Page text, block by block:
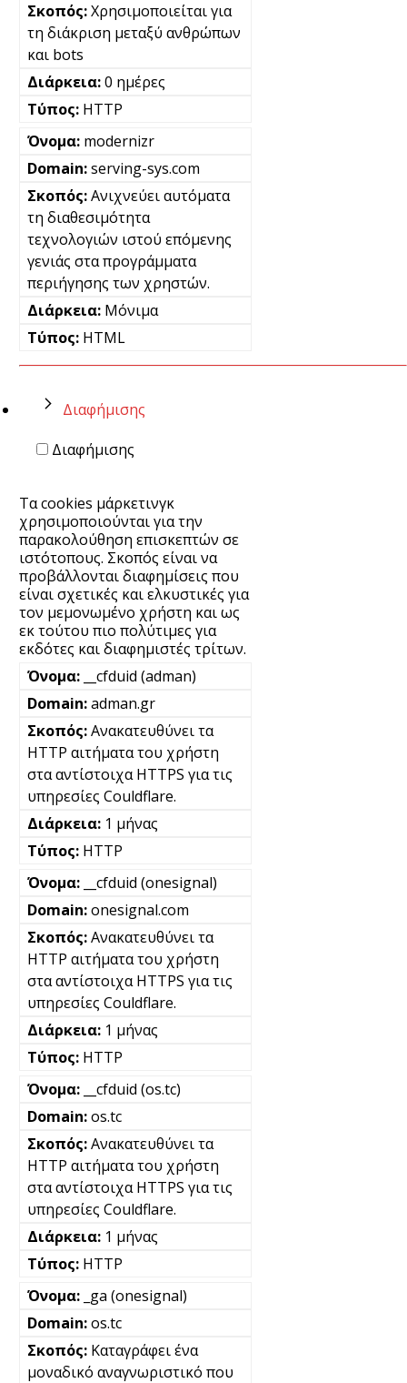
Χρησιμοποιείται για
τη διάκριση μεταξύ ανθρώπων
και bots
0 ημέρες
HTTP
modernizr
serving-sys.com
Ανιχνεύει αυτόματα
τη διαθεσιμότητα
τεχνολογιών ιστού επόμενης
γενιάς στα προγράμματα
περιήγησης των χρηστών.
Μόνιμα
HTML
Διαφήμισης
Διαφήμισης
Τα cookies μάρκετινγκ
χρησιμοποιούνται για την
παρακολούθηση επισκεπτών σε
ιστότοπους. Σκοπός είναι να
προβάλλονται διαφημίσεις που
είναι σχετικές και ελκυστικές για
τον μεμονωμένο χρήστη και ως
εκ τούτου πιο πολύτιμες για
εκδότες και διαφημιστές τρίτων.
__cfduid (adman)
adman.gr
Ανακατευθύνει τα
HTTP αιτήματα του χρήστη
στα αντίστοιχα HTTPS για τις
υπηρεσίες Couldflare.
1 μήνας
HTTP
__cfduid (onesignal)
onesignal.com
Ανακατευθύνει τα
HTTP αιτήματα του χρήστη
στα αντίστοιχα HTTPS για τις
υπηρεσίες Couldflare.
1 μήνας
HTTP
__cfduid (os.tc)
os.tc
Ανακατευθύνει τα
HTTP αιτήματα του χρήστη
στα αντίστοιχα HTTPS για τις
υπηρεσίες Couldflare.
1 μήνας
HTTP
_ga (onesignal)
os.tc
Καταγράφει ένα
μοναδικό αναγνωριστικό που